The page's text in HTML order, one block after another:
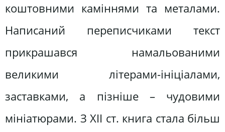
коштовними каміннями та металами.
Написаний переписчиками текст
прикрашався намальованими
великими літерами-ініціалами,
заставками, а пізніше – чудовими
мініатюрами. З ХІІ ст. книга стала більш